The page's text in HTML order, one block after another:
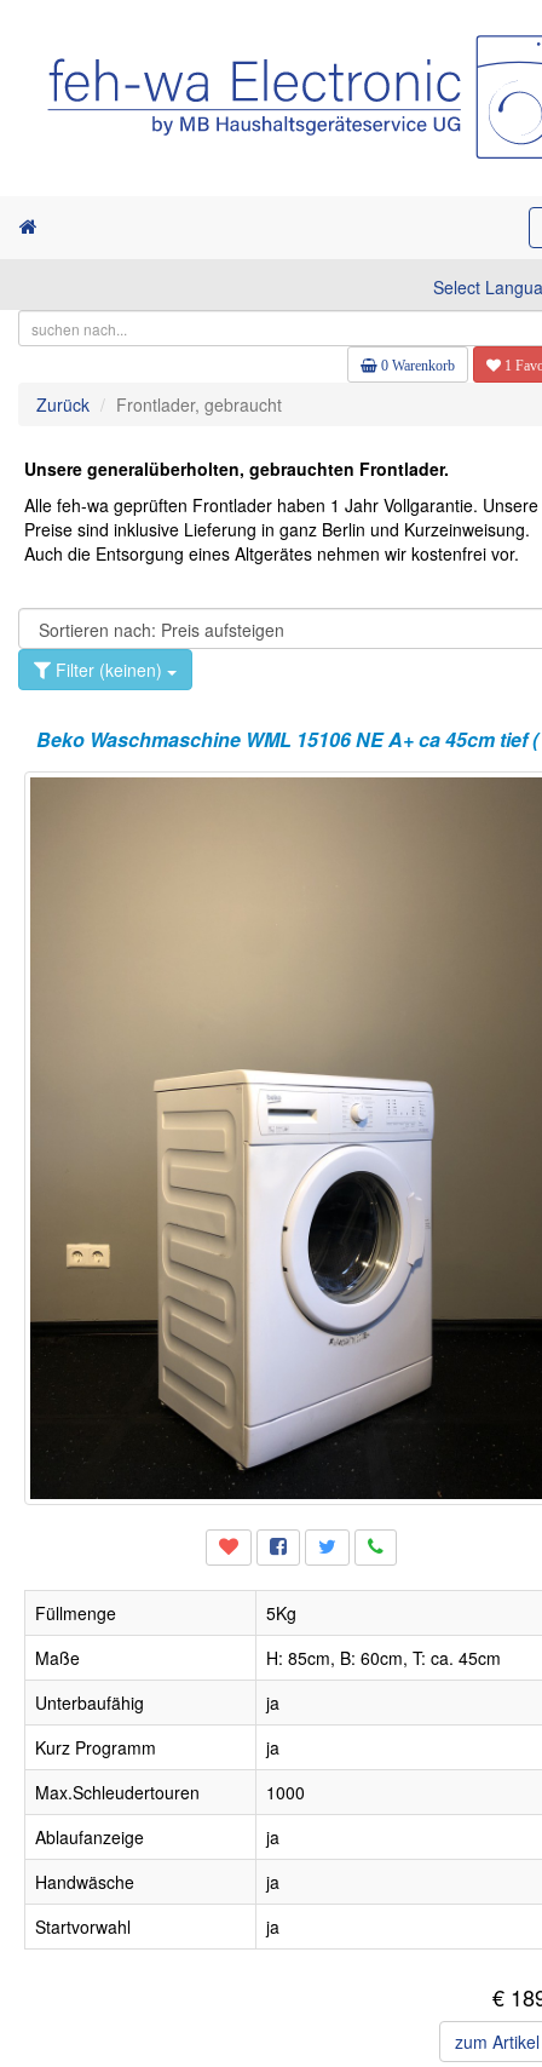
Select
0 Warenkorb 1
Zurück Frontlader, gebraucht
Unsere generalüberholten, gebrauchten Frontlader.
Alle feh-wa geprüften Frontlader haben 1 Jahr Vollgarantie. Unsere
Preise sind inklusive Lieferung in ganz Berlin und Kurzeinweisung.
Auch die Entsorgung eines Altgerätes nehmen wir kostenfrei vor.
Filter (keinen)
Füllmenge
5Kg
Maße
H: 85cm, B: 60cm, T: ca. 45cm
Unterbaufähig
ja
Kurz Programm
ja
Max.Schleudertouren
1000
Ablaufanzeige
ja
Handwäsche
ja
Startvorwahl
ja
€
zum